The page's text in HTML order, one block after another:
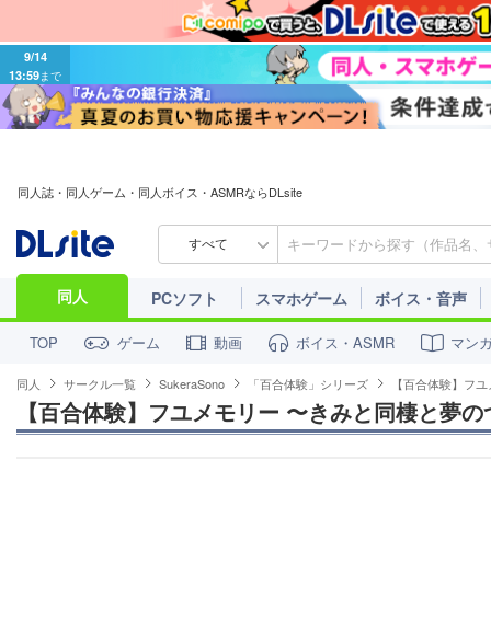
9/14
13:59まで
同人誌・同人ゲーム・同人ボイス・ASMRならDLsite
すべて
同人 PCソフト スマホゲーム ボイス・音声
TOP ゲーム 動画 ボイス・ASMR マン
同人 サークル一覧 SukeraSono 「百合体験」シリーズ 【百合体験】フ
【百合体験】フユメモリー 〜きみと同棲と夢